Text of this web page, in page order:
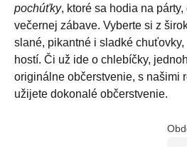
pochúťky, ktoré sa hodia na
večernej zábave. Vyberte si z
slané, pikantné i sladké
hostí. Či už ide o chlebíčky,
originálne občerstvenie, s našimi
užijete dokonalé občerstvenie.